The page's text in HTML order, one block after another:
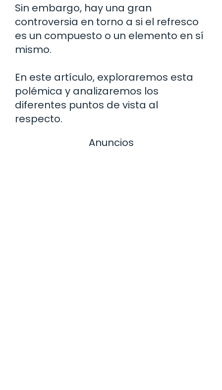
Sin embargo, hay una gran
controversia en torno a si el refresco
es un compuesto o un elemento en sí
mismo.
En este artículo, exploraremos esta
polémica y analizaremos los
diferentes puntos de vista al
respecto.
Anuncios